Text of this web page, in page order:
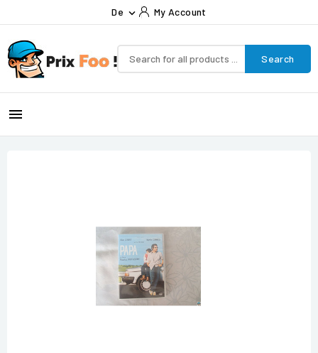
De  My Account
Search
